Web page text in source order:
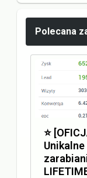
Polecana
⭐️